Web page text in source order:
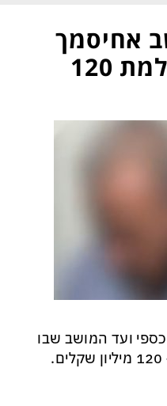
ומבודד את ישראל יותר מאי פעם
מהיסוד את מאזן הכוחות באזורנו
הפראי בכדורגל הישראלי
אחיסמך
עצור בחשד להעלמת 120
ועד המושב שבו
הוא מתגורר. סכום המעילה – 120 מיליון שקלים.